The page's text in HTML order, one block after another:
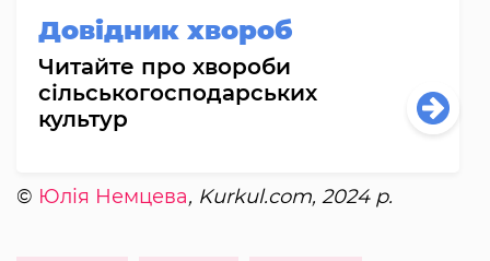
Довідник хвороб
Читайте про хвороби
сільськогосподарських
культур
© Юлія Немцева, Kurkul.com, 2024 р.